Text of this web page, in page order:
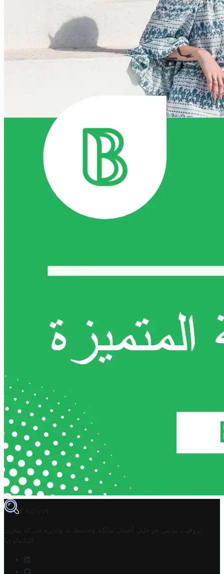
TROVIT
تروفيت تونس هو دليل أعمال تملكه وتحتفظ به وتديره
شركة مخزن
التكنولوجيا